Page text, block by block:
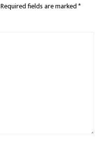
Required fields are marked*